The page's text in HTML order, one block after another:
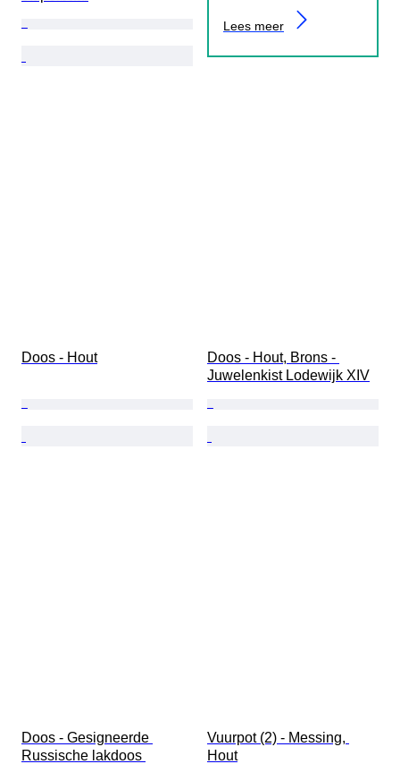
Lees meer
Doos - Hout
Doos - Hout, Brons -
Juwelenkist Lodewijk XIV
Doos - Gesigneerde
Russische lakdoos
Vuurpot (2) - Messing,
Hout